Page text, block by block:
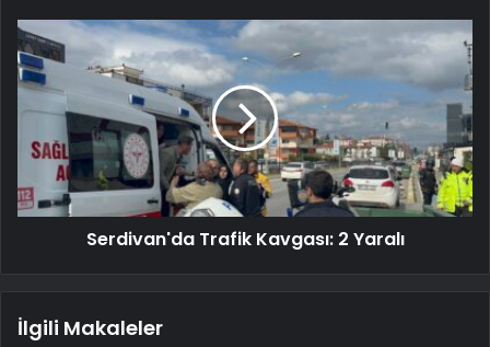
Serdivan'da Trafik Kavgası: 2 Yaralı
İlgili Makaleler